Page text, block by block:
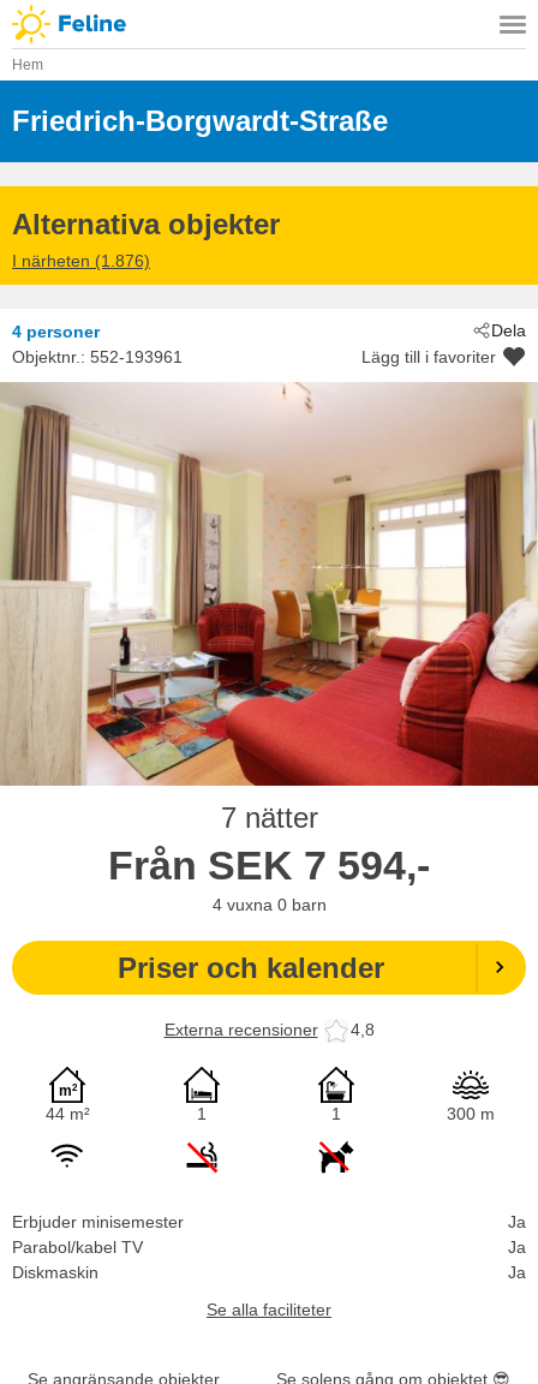
Hem
Friedrich-Borgwardt-Straße
- 18225
-
Alternativa objekter
I närheten (1.876)
Dela
4 personer
Objektnr.: 552-193961 Lägg till i favoriter
7 nätter
Från SEK 7 594,-
4 vuxna 0 barn
Priser och kalender
Externa recensioner 4,8
44 m² 1 1 300 m
Erbjuder minisemester
Ja
Parabol/kabel TV
Ja
Diskmaskin
Ja
Se alla faciliteter
Se angränsande objekter Se solens gång om objektet 😎